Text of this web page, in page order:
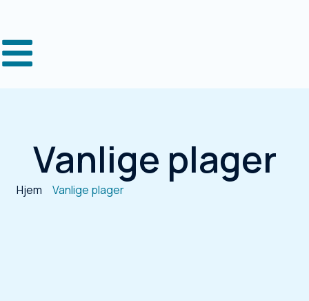
Vanlige plager
Hjem Vanlige plager